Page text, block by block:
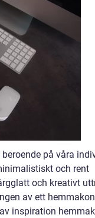
på våra
och rent
och kreativt
av ett
inspiration